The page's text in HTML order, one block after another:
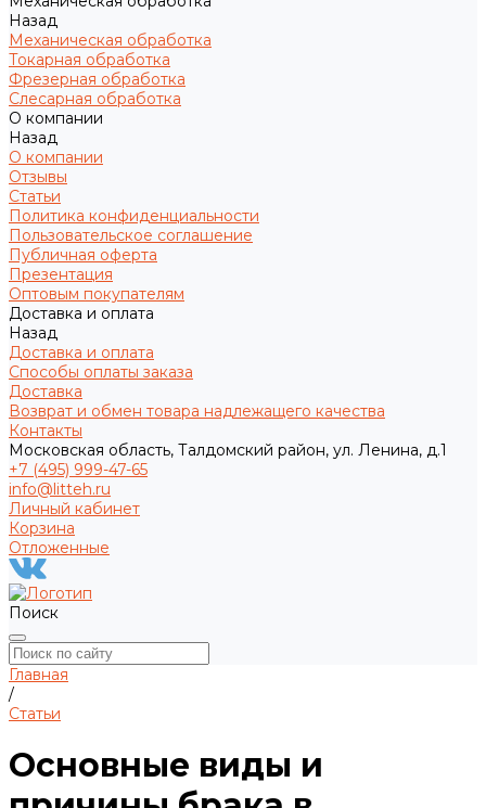
Назад
Механическая обработка
Токарная обработка
Фрезерная обработка
Слесарная обработка
О компании
Назад
О компании
Отзывы
Статьи
Политика конфиденциальности
Пользовательское соглашение
Публичная оферта
Презентация
Оптовым покупателям
Доставка и оплата
Назад
Доставка и оплата
Способы оплаты заказа
Доставка
Возврат и обмен товара надлежащего качества
Контакты
Московская область, Талдомский район, ул. Ленина, д.1
+7 (495) 999-47-65
info@litteh.ru
Личный кабинет
Корзина
Отложенные
Поиск
Главная
/
Статьи
Основные виды и